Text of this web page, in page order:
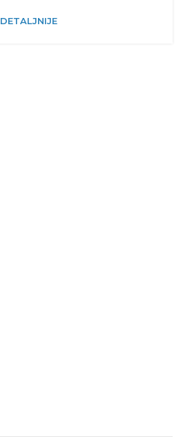
DETALJNIJE